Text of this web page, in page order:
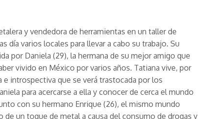
y vendedora de herramientas en un taller de
día varios locales para llevar a cabo su trabajo. Su
por Daniela (29), la hermana de su mejor amigo que
vivido en México por varios años. Tatiana vive, por
e introspectiva que se verá trastocada por los
para acercarse a ella y conocer de cerca el mundo
con su hermano Enrique (26), el mismo mundo
de un toque de metal a causa del consumo de drogas y